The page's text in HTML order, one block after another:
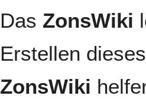
Das ZonsWiki
Erstellen
ZonsWiki